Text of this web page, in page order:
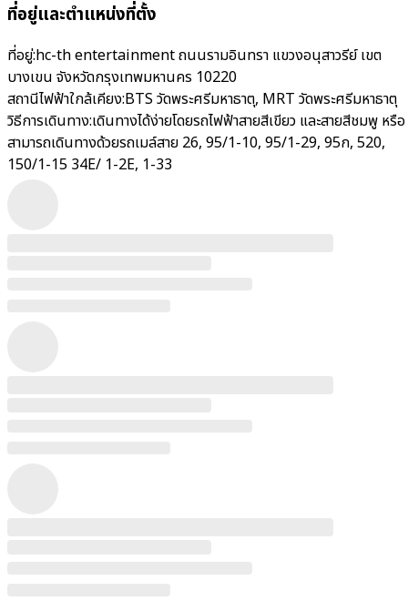
ที่อยู่และตำแหน่งที่ตั้ง
ที่อยู่:hc-th entertainment ถนนรามอินทรา แขวงอนุสาวรีย์ เขต
บางเขน จังหวัดกรุงเทพมหานคร 10220
สถานีไฟฟ้าใกล้เคียง:BTS วัดพระศรีมหาธาตุ, MRT วัดพระศรีมหาธาตุ
วิธีการเดินทาง:เดินทางได้ง่ายโดยรถไฟฟ้าสายสีเขียว และสายสีชมพู หรือ
สามารถเดินทางด้วยรถเมล์สาย 26, 95/1-10, 95/1-29, 95ก, 520,
150/1-15 34E/ 1-2E, 1-33